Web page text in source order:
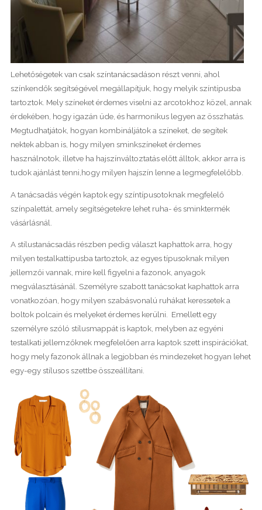
Lehetőségetek van csak színtanácsadáson részt venni, ahol
színkendők segítségével megállapítjuk, hogy melyik színtípusba
tartoztok. Mely színeket érdemes viselni az arcotokhoz közel, annak
érdekében, hogy igazán üde, és harmonikus legyen az összhatás.
Megtudhatjátok, hogyan kombináljátok a színeket, de segítek
nektek abban is, hogy milyen sminkszíneket érdemes
használnotok, illetve ha hajszínváltoztatás előtt álltok, akkor arra is
tudok ajánlást tenni,hogy milyen hajszín lenne a legmegfelelőbb.
A tanácsadás végén kaptok egy színtípusotoknak megfelelő
színpalettát, amely segítségetekre lehet ruha- és sminktermék
vásárlásnál.
A stílustanácsadás részben pedig választ kaphattok arra, hogy
milyen testalkattípusba tartoztok, az egyes típusoknak milyen
jellemzői vannak, mire kell figyelni a fazonok, anyagok
megválasztásánál. Személyre szabott tanácsokat kaphattok arra
vonatkozóan, hogy milyen szabásvonalú ruhákat keressetek a
boltok polcain és melyeket érdemes kerülni. Emellett egy
személyre szóló stílusmappát is kaptok, melyben az egyéni
testalkati jellemzőknek megfelelően arra kaptok szett inspirációkat,
hogy mely fazonok állnak a legjobban és mindezeket hogyan lehet
egy-egy stílusos szettbe összeállítani.